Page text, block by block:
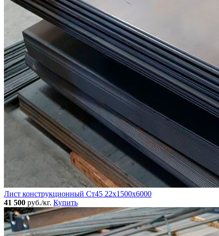
Лист конструкционный Ст45 22х1500х6000
41 500 руб./кг. Купить